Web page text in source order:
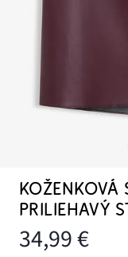
KOŽENKOVÁ
PRILIEHAVÝ
34,99 €